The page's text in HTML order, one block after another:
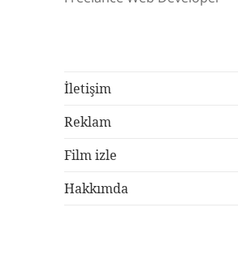
İletişim
Reklam
Film izle
Hakkımda